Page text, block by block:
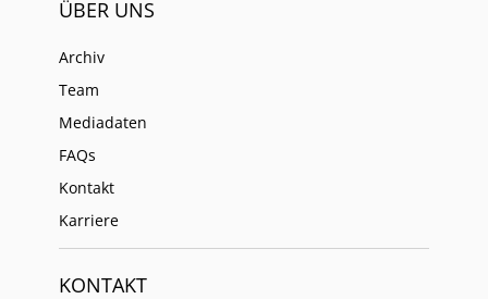
ÜBER UNS
Archiv
Team
Mediadaten
FAQs
Kontakt
Karriere
KONTAKT